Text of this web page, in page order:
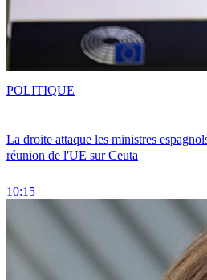
La droite attaque les ministres
réunion de l'UE sur Ceuta
10:15
POLITIQUE